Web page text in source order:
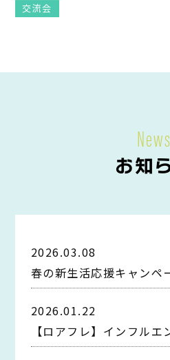
交流会
News
お知
2026.03.08
春の新生活応援キャンペ
2026.01.22
【ロアフレ】インフル
知らせ